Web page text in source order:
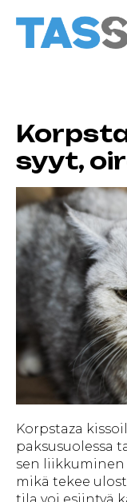
syyt,
Korpstaza
paksusuolessa
sen liikkuminen
mikä tekee
tila voi esiintyä